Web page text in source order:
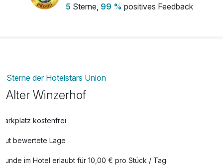
5 Sterne, 99 % positives Feedback
Sterne der Hotelstars Union
Alter Winzerhof
Parkplatz kostenfrei
Gut bewertete Lage
Hunde im Hotel erlaubt für 10,00 € pro Stück / Tag